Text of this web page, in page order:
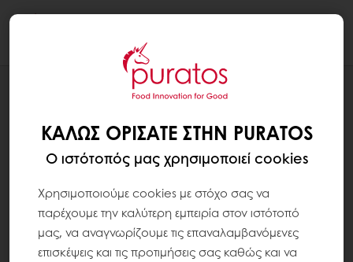
VISION MAGAZINES
ΚΑΛΏΣ ΟΡΊΣΑΤΕ ΣΤΗΝ PURATOS
Ο ιστότοπός μας χρησιμοποιεί cookies
Χρησιμοποιούμε cookies με στόχο σας να
παρέχουμε την καλύτερη εμπειρία στον ιστότοπό
μας, να αναγνωρίζουμε τις επαναλαμβανόμενες
επισκέψεις και τις προτιμήσεις σας καθώς και να